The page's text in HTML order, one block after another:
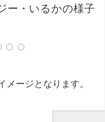
ー・いるかの様子
メージとなります。